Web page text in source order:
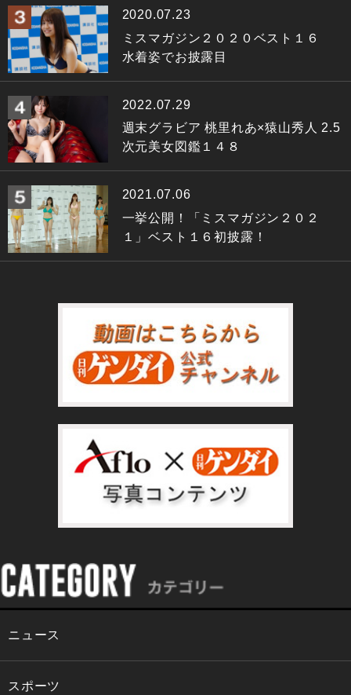
2020.07.23
ミスマガジン２０２０ベスト１６
水着姿でお披露目
2022.07.29
週末グラビア 桃里れあ×猿山秀人 2.5
次元美女図鑑１４８
2021.07.06
一挙公開！「ミスマガジン２０２
１」ベスト１６初披露！
ニュース
スポーツ